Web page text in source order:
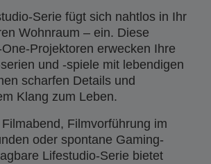
Serie fügt sich nahtlos in Ihr
Wohnraum – ein. Diese
Projektoren erwecken Ihre
und -spiele mit lebendigen
scharfen Details und
Klang zum Leben.
Filmvorführung im
oder spontane Gaming-
Lifestudio-Serie bietet